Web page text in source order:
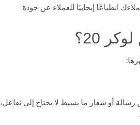
انطباعًا إيجابيًا للعملاء عن جودة
20؟
أو شعار ما بسيط لا يحتاج إلى تفاعل،